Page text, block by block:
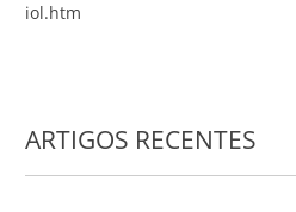
iol.htm
ARTIGOS RECENTES